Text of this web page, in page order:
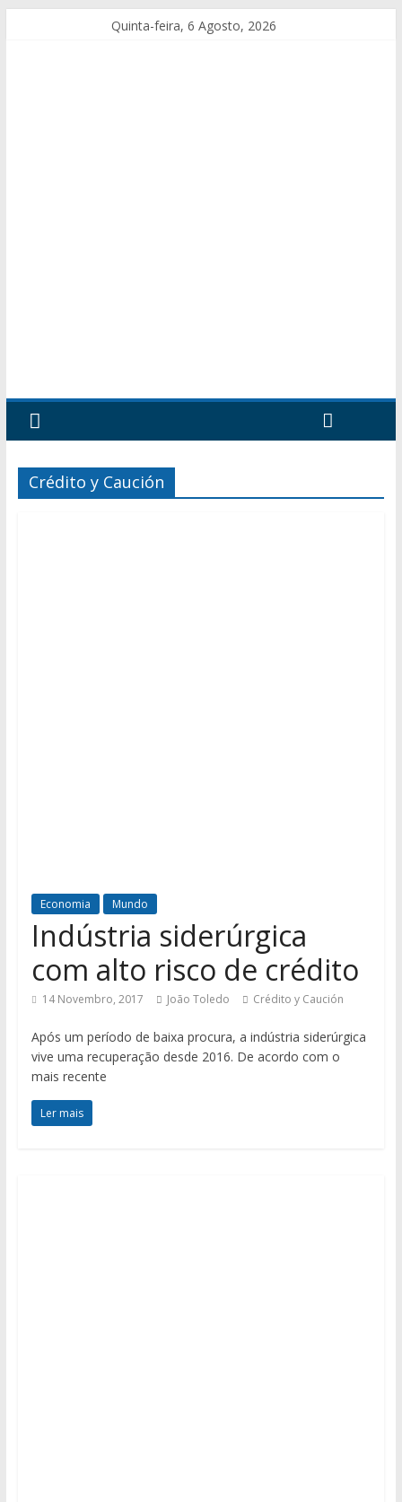
Quinta-feira, 6 Agosto, 2026
Crédito y Caución
Economia Mundo
Indústria siderúrgica
com alto risco de crédito
14 Novembro, 2017 João Toledo Crédito y Caución
Após um período de baixa procura, a indústria siderúrgica
vive uma recuperação desde 2016. De acordo com o
mais recente
Ler mais